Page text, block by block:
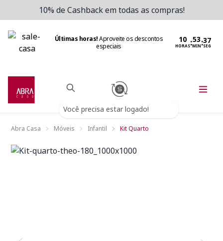
10% de Cashback em todas as compras!
Últimas horas!Aproveite os descontos
especiais
HORAS:MIN:SEG
Você precisa estar logado!
Abra Casa Móveis Infantil Kit Quarto